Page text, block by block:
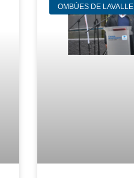
OMBÚES DE LAVALLE